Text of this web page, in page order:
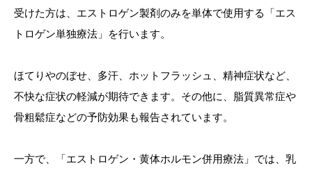
受けた方は、エストロゲン製剤のみを単体で使用する「エス
トロゲン単独療法」を行います。
ほてりやのぼせ、多汗、ホットフラッシュ、精神症状など、
不快な症状の軽減が期待できます。その他に、脂質異常症や
骨粗鬆症などの予防効果も報告されています。
一方で、「エストロゲン・黄体ホルモン併用療法」では、乳